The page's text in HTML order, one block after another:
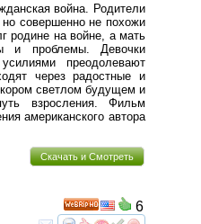
война. Родители
совершенно не похожи
родине на войне, а мать
и проблемы. Девочки
преодолевают
через радостные и
светлом будущем и
взросления. Фильм
американского автора
Скачать и Смотреть
HD
6